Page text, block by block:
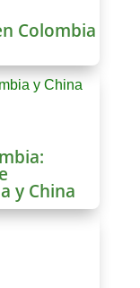
Colombia
y China